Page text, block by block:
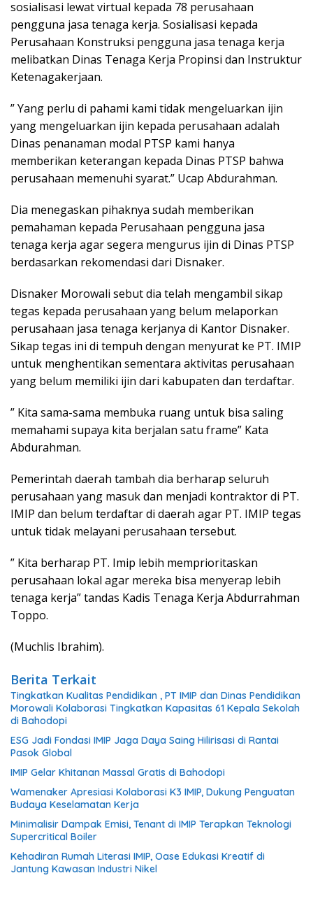
sosialisasi lewat virtual kepada 78 perusahaan
pengguna jasa tenaga kerja. Sosialisasi kepada
Perusahaan Konstruksi pengguna jasa tenaga kerja
melibatkan Dinas Tenaga Kerja Propinsi dan Instruktur
Ketenagakerjaan.
” Yang perlu di pahami kami tidak mengeluarkan ijin
yang mengeluarkan ijin kepada perusahaan adalah
Dinas penanaman modal PTSP kami hanya
memberikan keterangan kepada Dinas PTSP bahwa
perusahaan memenuhi syarat.” Ucap Abdurahman.
Dia menegaskan pihaknya sudah memberikan
pemahaman kepada Perusahaan pengguna jasa
tenaga kerja agar segera mengurus ijin di Dinas PTSP
berdasarkan rekomendasi dari Disnaker.
Disnaker Morowali sebut dia telah mengambil sikap
tegas kepada perusahaan yang belum melaporkan
perusahaan jasa tenaga kerjanya di Kantor Disnaker.
Sikap tegas ini di tempuh dengan menyurat ke PT. IMIP
untuk menghentikan sementara aktivitas perusahaan
yang belum memiliki ijin dari kabupaten dan terdaftar.
” Kita sama-sama membuka ruang untuk bisa saling
memahami supaya kita berjalan satu frame” Kata
Abdurahman.
Pemerintah daerah tambah dia berharap seluruh
perusahaan yang masuk dan menjadi kontraktor di PT.
IMIP dan belum terdaftar di daerah agar PT. IMIP tegas
untuk tidak melayani perusahaan tersebut.
” Kita berharap PT. Imip lebih memprioritaskan
perusahaan lokal agar mereka bisa menyerap lebih
tenaga kerja” tandas Kadis Tenaga Kerja Abdurrahman
Toppo.
(Muchlis Ibrahim).
Berita Terkait
Tingkatkan Kualitas Pendidikan , PT IMIP dan Dinas Pendidikan
Morowali Kolaborasi Tingkatkan Kapasitas 61 Kepala Sekolah
di Bahodopi
ESG Jadi Fondasi IMIP Jaga Daya Saing Hilirisasi di Rantai
Pasok Global
IMIP Gelar Khitanan Massal Gratis di Bahodopi
Wamenaker Apresiasi Kolaborasi K3 IMIP, Dukung Penguatan
Budaya Keselamatan Kerja
Minimalisir Dampak Emisi, Tenant di IMIP Terapkan Teknologi
Supercritical Boiler
Kehadiran Rumah Literasi IMIP, Oase Edukasi Kreatif di
Jantung Kawasan Industri Nikel